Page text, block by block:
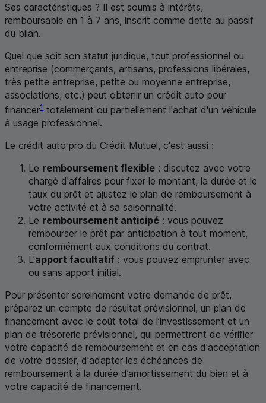
Ses caractéristiques ? Il est soumis à intérêts,
remboursable en 1 à 7 ans, inscrit comme dette au passif
du bilan.
Quel que soit son statut juridique, tout professionnel ou
entreprise (commerçants, artisans, professions libérales,
très petite entreprise, petite ou moyenne entreprise,
associations, etc.) peut obtenir un crédit auto pour
financer1 totalement ou partiellement l'achat d'un véhicule
à usage professionnel.
Le crédit auto pro du Crédit Mutuel, c'est aussi :
Le remboursement flexible : discutez avec votre
chargé d'affaires pour fixer le montant, la durée et le
taux du prêt et ajustez le plan de remboursement à
votre activité et à sa saisonnalité.
Le remboursement anticipé : vous pouvez
rembourser le prêt par anticipation à tout moment,
conformément aux conditions du contrat.
L'apport facultatif : vous pouvez emprunter avec
ou sans apport initial.
Pour présenter sereinement votre demande de prêt,
préparez un compte de résultat prévisionnel, un plan de
financement avec le coût total de l’investissement et un
plan de trésorerie prévisionnel, qui permettront de vérifier
votre capacité de remboursement et en cas d'acceptation
de votre dossier, d'adapter les échéances de
remboursement à la durée d’amortissement du bien et à
votre capacité de financement.